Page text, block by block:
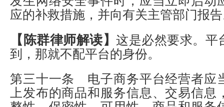
应的补救措施，并向有关主管部门报
【陈群律师解读】这是必然要求。平
到，那就不配平台的身份。
第三十一条 电子商务平台经营者应
上发布的商品和服务信息、交易信息